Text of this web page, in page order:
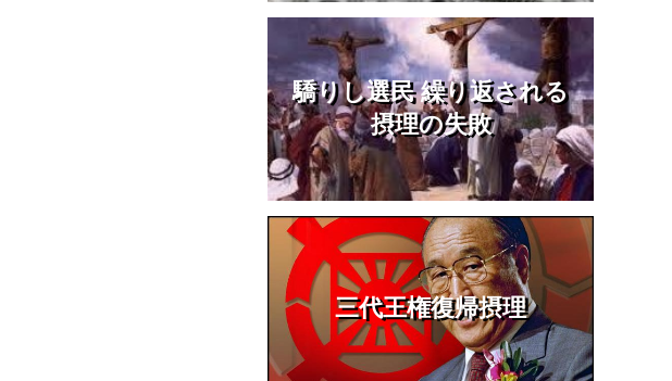
驕りし選民 繰り返される
摂理の失敗
三代王権復帰摂理